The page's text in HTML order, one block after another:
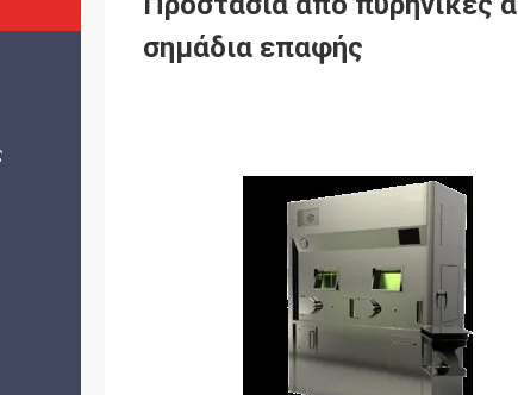
σημάδια επαφής